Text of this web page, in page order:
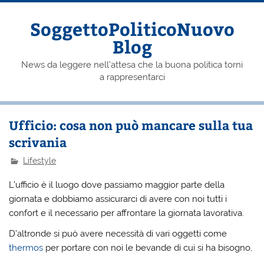
Skip
SoggettoPoliticoNuovo
Blog
News da leggere nell'attesa che la buona politica torni
a rappresentarci
Ufficio: cosa non può mancare sulla tua
scrivania
Lifestyle
L’ufficio è il luogo dove passiamo maggior parte della
giornata e dobbiamo assicurarci di avere con noi tutti i
confort e il necessario per affrontare la giornata lavorativa.
D’altronde si può avere necessità di vari oggetti come
thermos per portare con noi le bevande di cui si ha bisogno,